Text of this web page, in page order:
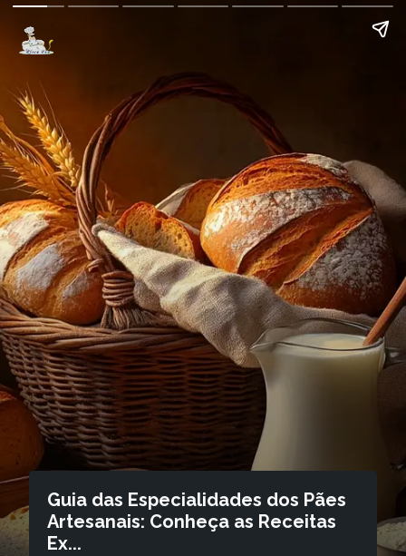
Guia das Especialidades dos Pães
Artesanais: Conheça as Receitas
Ex...